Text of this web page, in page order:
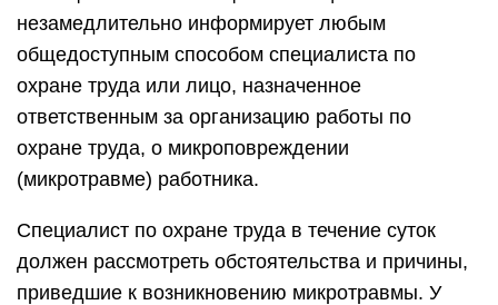
незамедлительно информирует любым
общедоступным способом специалиста по
охране труда или лицо, назначенное
ответственным за организацию работы по
охране труда, о микроповреждении
(микротравме) работника.
Специалист по охране труда в течение суток
должен рассмотреть обстоятельства и причины,
приведшие к возникновению микротравмы. У